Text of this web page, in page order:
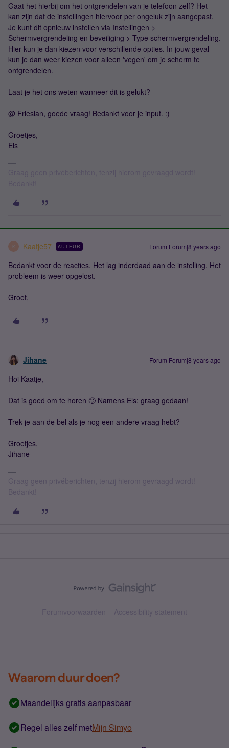
Gaat het hierbij om het ontgrendelen van je telefoon zelf? Het
kan zijn dat de instellingen hiervoor per ongeluk zijn aangepast.
Je kunt dit opnieuw instellen via Instellingen >
Schermvergrendeling en beveiliging > Type schermvergrendeling.
Hier kun je dan kiezen voor verschillende opties. In jouw geval
kun je dan weer kiezen voor alleen 'vegen' om je scherm te
ontgrendelen.
Laat je het ons weten wanneer dit is gelukt?
@ Friesian, goede vraag! Bedankt voor je input. :)
Groetjes,
Els
K Kaatje57 AUTEUR Forum|Forum|8 years ago
Bedankt voor de reacties. Het lag inderdaad aan de instelling. Het
probleem is weer opgelost.
Groet,
Jihane Forum|Forum|8 years ago
Hoi Kaatje,
Dat is goed om te horen 🙂 Namens Els: graag gedaan!
Trek je aan de bel als je nog een andere vraag hebt?
Groetjes,
Jihane
Graag geen privéberichten, tenzij hierom gevraagd wordt!
Bedankt!
Forumvoorwaarden Accessibility statement
Waarom duur doen?
Maandelijks gratis aanpasbaar
Regel alles zelf metMijn Simyo